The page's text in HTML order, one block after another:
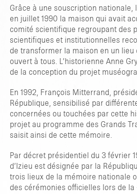
Grâce à une souscription nationale,
en juillet 1990 la maison qui avait
comité scientifique regroupant des
scientifiques et institutionnelles
de transformer la maison en un lieu
ouvert à tous. L’historienne Anne
de la conception du projet
En 1992, François Mitterrand,
République, sensibilisé par
concernées ou touchées par cette
projet au programme des Grands
saisit ainsi de cette mémoire.
Par décret présidentiel du 3 février
d’Izieu est désignée par la
trois lieux de la mémoire nationale
des cérémonies officielles lors de